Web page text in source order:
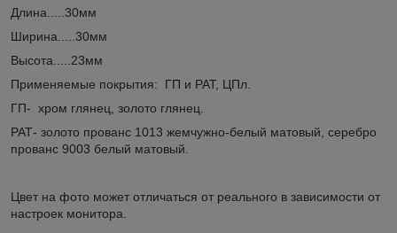
Длина.....30мм
Ширина.....30мм
Высота.....23мм
Применяемые покрытия: ГП и РАТ, ЦПл.
ГП- хром глянец, золото глянец.
РАТ- золото прованс 1013 жемчужно-белый матовый, серебро
прованс 9003 белый матовый.
Цвет на фото может отличаться от реального в зависимости от
настроек монитора.